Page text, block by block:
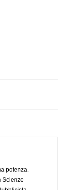
potenza.
Scienze